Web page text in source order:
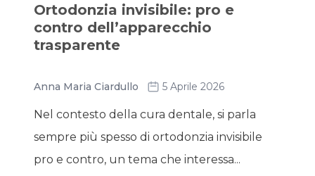
Ortodonzia invisibile: pro e
contro dell’apparecchio
trasparente
Anna Maria Ciardullo 5 Aprile 2026
Nel contesto della cura dentale, si parla
sempre più spesso di ortodonzia invisibile
pro e contro, un tema che interessa...